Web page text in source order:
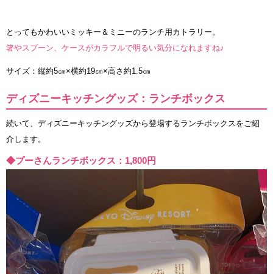
とってもかわいいミッキー＆ミニーのランチ用カトラリー。
箸やスプーン、ケースがカラフルで明るい気分になれますね♪
サイズ：縦約5㎝×横約19㎝×高さ約1.5㎝
ディズニーキッチングッズ：ランチボックス
続いて、ディズニーキッチングッズから登場するランチボックスをご紹
介します。
◆プーさんランチボックス：1,800円